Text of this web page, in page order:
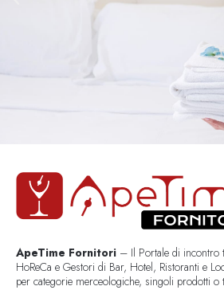
ApeTime Fornitori – Il Portale di incontro
HoReCa e Gestori di Bar, Hotel, Ristoranti e
per categorie merceologiche, singoli prodotti o